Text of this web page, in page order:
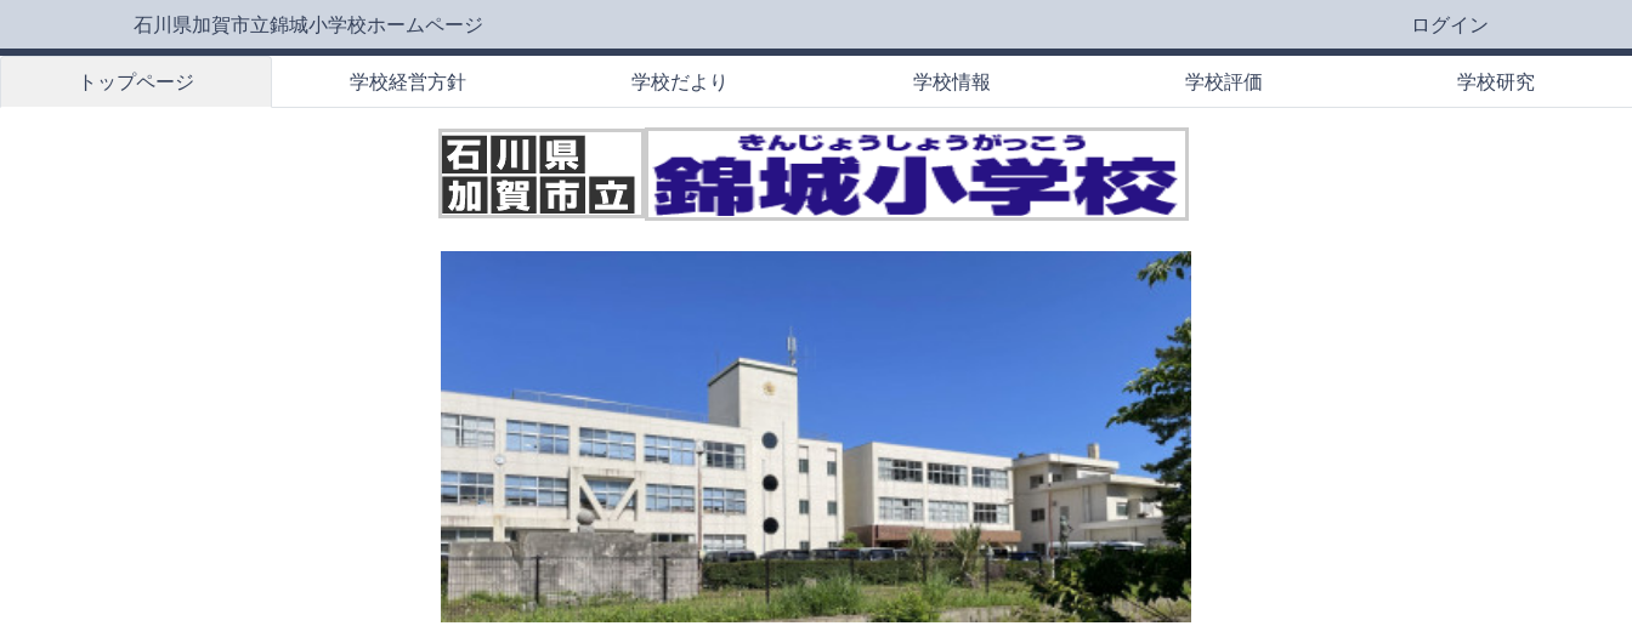
石川県加賀市立錦城小学校ホームページ ログイン
トップページ 学校経営方針 学校だより 学校情報 学校評価 学校研究